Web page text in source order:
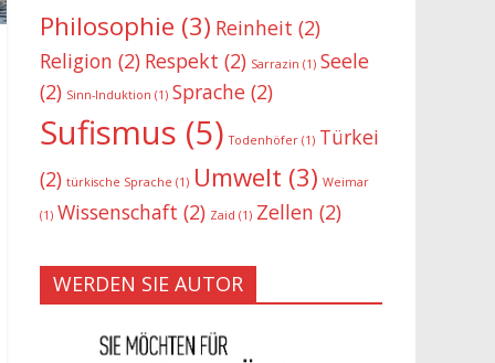
Philosophie (3) Reinheit (2)
Religion (2) Respekt (2) Sarrazin (1) Seele
(2) Sinn-Induktion (1) Sprache (2)
Sufismus (5) Todenhöfer (1) Türkei
(2) türkische Sprache (1) Umwelt (3) Weimar
(1) Wissenschaft (2) Zaid (1) Zellen (2)
WERDEN SIE AUTOR